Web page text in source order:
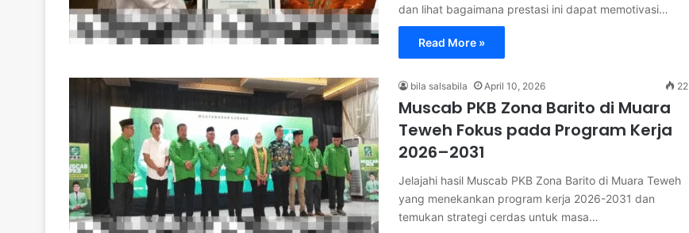
dan lihat bagaimana prestasi ini dapat memotivasi…
Read More »
bila salsabila April 10, 2026 22
Muscab PKB Zona Barito di Muara
Teweh Fokus pada Program Kerja
2026–2031
Jelajahi hasil Muscab PKB Zona Barito di Muara Teweh
yang menekankan program kerja 2026-2031 dan
temukan strategi cerdas untuk masa…